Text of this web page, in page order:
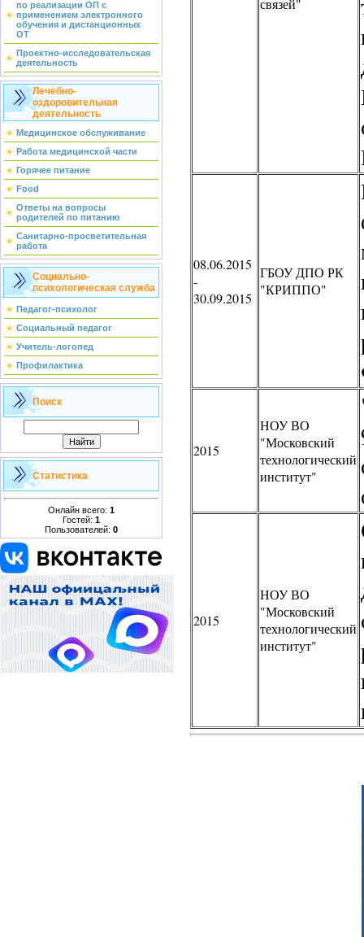
по реализации ОП с
применением электронного
обучения и дистанционных
ОТ
Проектно-исследовательская
деятельность
Лечебно-
оздоровительная
деятельность
Медицинское обслуживание
Работа медицинской части
Горячее питание
Food
Ответы на вопросы
родителей по питанию
Санитарно-просветительная
работа
Социально-
психологическая служба
Педагог-психолог
Социальный педагог
Учитель-логопед
Профилактика
Поиск
Статистика
Онлайн всего: 1
Гостей: 1
Пользователей: 0
связей"
08.06.2015
-
30.09.2015
ГБОУ ДПО РК
"КРИППО"
2015
НОУ ВО
"Московский
технологический
институт"
2015
НОУ ВО
"Московский
технологический
институт"